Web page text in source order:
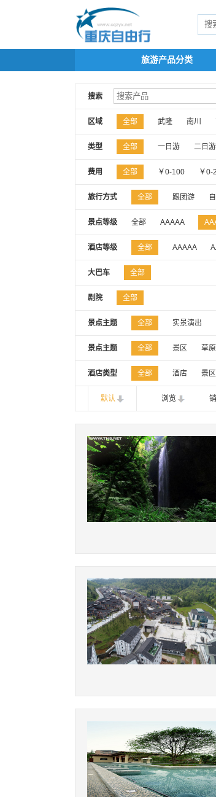
旅游产品分类
搜索
区域 全部 武隆 南川
类型 全部 一日游 二日游
费用 全部 ￥0-100 ￥0-
旅行方式 全部 跟团游
景点等级 全部 AAAAA
酒店等级 全部 AAAAA
大巴车 全部
剧院 全部
景点主题 全部 实景演出
景点主题 全部 景区 草原
酒店类型 全部 酒店 景
默认 浏览